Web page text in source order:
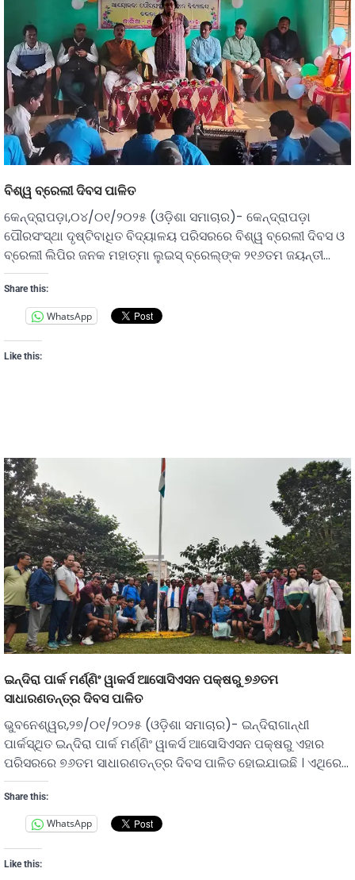
ବିଶ୍ୱ ବ୍ରେଲୀ ଦିବସ ପାଳିତ
କେନ୍ଦ୍ରାପଡ଼ା,୦୪/୦୧/୨୦୨୫ (ଓଡ଼ିଶା ସମାଚାର)- କେନ୍ଦ୍ରାପଡ଼ା
ପୌରସଂସ୍ଥା ଦୃଷ୍ଟିବାଧିତ ବିଦ୍ୟାଳୟ ପରିସରରେ ବିଶ୍ୱ ବ୍ରେଲୀ ଦିବସ ଓ
ବ୍ରେଲୀ ଲିପିର ଜନକ ମହାତ୍ମା ଲୁଇସ୍ ବ୍ରେଲ୍ଙ୍କ ୨୧୬ତମ ଜୟନ୍ତୀ…
Share this:
WhatsApp
Like this:
ଇନ୍ଦିରା ପାର୍କ ମର୍ଣ୍ଣିଂ ୱାକର୍ସ ଆସୋସିଏସନ ପକ୍ଷରୁ ୭୬ତମ
ସାଧାରଣତନ୍ତ୍ର ଦିବସ ପାଳିତ
ଭୁବନେଶ୍ୱର,୨୭/୦୧/୨୦୨୫ (ଓଡ଼ିଶା ସମାଚାର)- ଇନ୍ଦିରାଗାନ୍ଧୀ
ପାର୍କସ୍ଥିତ ଇନ୍ଦିରା ପାର୍କ ମର୍ଣ୍ଣିଂ ୱାକର୍ସ ଆସୋସିଏସନ ପକ୍ଷରୁ ଏହାର
ପରିସରରେ ୭୬ତମ ସାଧାରଣତନ୍ତ୍ର ଦିବସ ପାଳିତ ହୋଇଯାଇଛି । ଏଥିରେ…
Share this:
WhatsApp
Like this: